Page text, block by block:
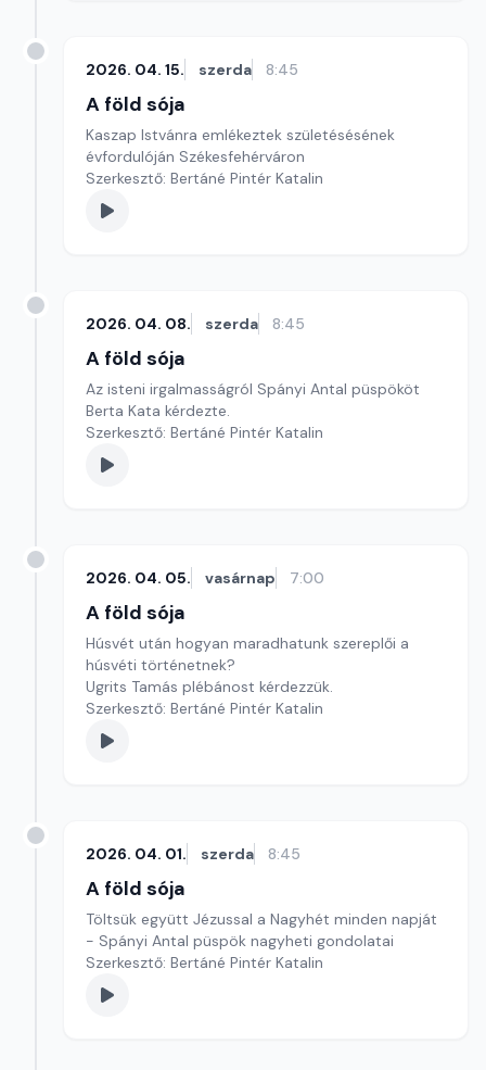
2026. 04. 15. szerda 8:45
A föld sója
Kaszap Istvánra emlékeztek születésésének
évfordulóján Székesfehérváron
Szerkesztő: Bertáné Pintér Katalin
2026. 04. 08. szerda 8:45
A föld sója
Az isteni irgalmasságról Spányi Antal püspököt
Berta Kata kérdezte.
Szerkesztő: Bertáné Pintér Katalin
2026. 04. 05. vasárnap 7:00
A föld sója
Húsvét után hogyan maradhatunk szereplői a
húsvéti történetnek?
Ugrits Tamás plébánost kérdezzük.
Szerkesztő: Bertáné Pintér Katalin
2026. 04. 01. szerda 8:45
A föld sója
Töltsük együtt Jézussal a Nagyhét minden napját
- Spányi Antal püspök nagyheti gondolatai
Szerkesztő: Bertáné Pintér Katalin